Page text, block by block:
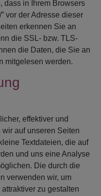
dass in Ihrem Browsers
vor der Adresse dieser
erkennen Sie an
die SSL- bzw. TLS-
die Daten, die Sie an
mitgelesen werden.
effektiver und
auf unseren Seiten
Textdateien, die auf
und uns eine Analyse
Die durch die
verwenden wir, um
zu gestalten